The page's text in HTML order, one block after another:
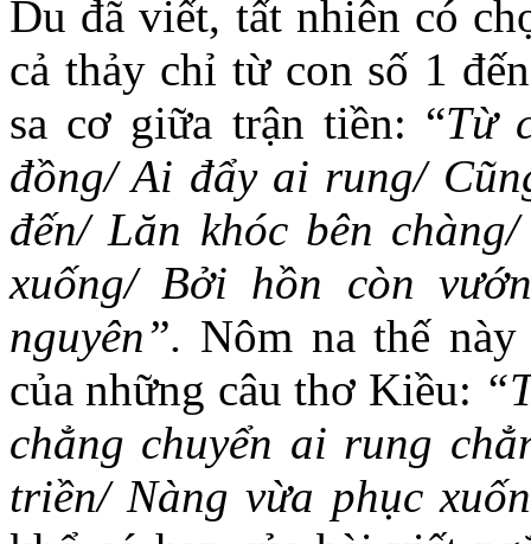
Du đã viết, tất nhiên có
cả thảy chỉ từ con số 1
sa cơ giữa trận tiền: “Từ
đồng/ Ai đẩy ai rung/
đến/ Lăn khóc bên
xuống/ Bởi hồn còn
nguyên”. Nôm na thế
của những câu thơ Kiều: “
chẳng chuyển ai rung
triền/ Nàng vừa phục